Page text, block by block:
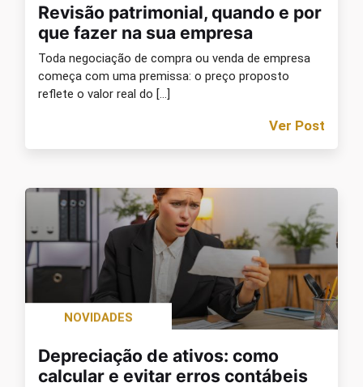
Revisão patrimonial, quando e por
que fazer na sua empresa
Toda negociação de compra ou venda de empresa
começa com uma premissa: o preço proposto
reflete o valor real do […]
Ver Post
NOVIDADES
Depreciação de ativos: como
calcular e evitar erros contábeis